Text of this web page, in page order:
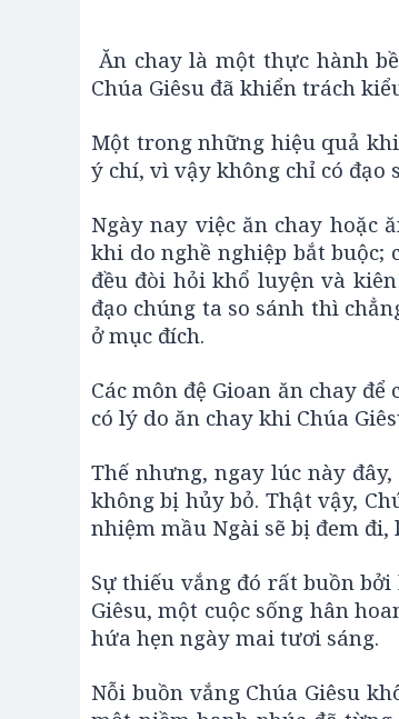
Ăn chay là một thực hành
Chúa Giêsu đã khiển trách
Một trong những hiệu quả
ý chí, vì vậy không chỉ có đạo
Ngày nay việc ăn chay hoặc
khi do nghề nghiệp bắt
đều đòi hỏi khổ luyện và
đạo chúng ta so sánh thì
ở mục đích.
Các môn đệ Gioan ăn chay
có lý do ăn chay khi Chúa
Thế nhưng, ngay lúc này
không bị hủy bỏ. Thật vậy,
nhiệm mầu Ngài sẽ bị đem
Sự thiếu vắng đó rất buồn bởi
Giêsu, một cuộc sống hân
hứa hẹn ngày mai tươi sáng.
Nỗi buồn vắng Chúa Giêsu